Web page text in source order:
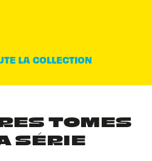
LA COLLECTION
TOMES
SÉRIE